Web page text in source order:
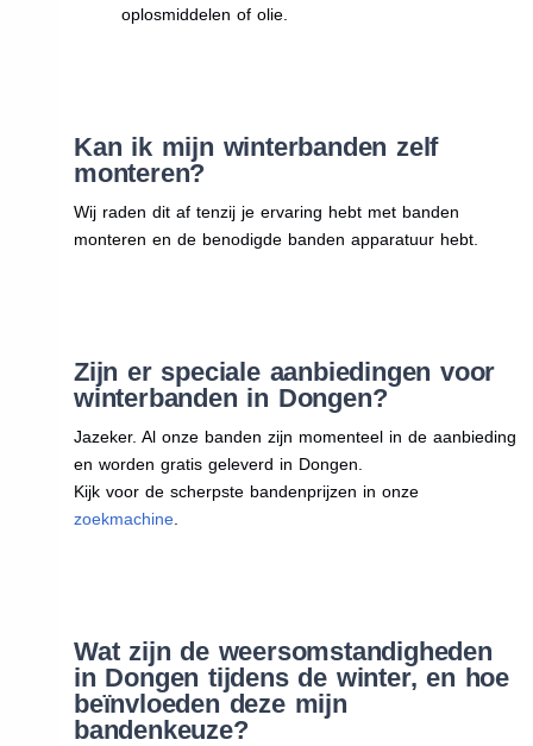
oplosmiddelen of olie.
Kan ik mijn winterbanden zelf
monteren?
Wij raden dit af tenzij je ervaring hebt met banden
monteren en de benodigde banden apparatuur hebt.
Zijn er speciale aanbiedingen voor
winterbanden in Dongen?
Jazeker. Al onze banden zijn momenteel in de aanbieding
en worden gratis geleverd in Dongen.
Kijk voor de scherpste bandenprijzen in onze
zoekmachine.
Wat zijn de weersomstandigheden
in Dongen tijdens de winter, en hoe
beïnvloeden deze mijn
bandenkeuze?